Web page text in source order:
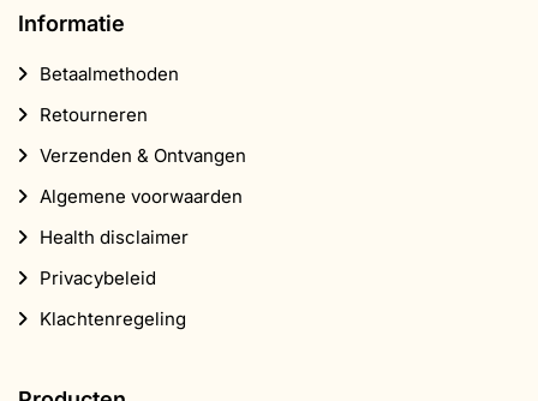
Informatie
Betaalmethoden
Retourneren
Verzenden & Ontvangen
Algemene voorwaarden
Health disclaimer
Privacybeleid
Klachtenregeling